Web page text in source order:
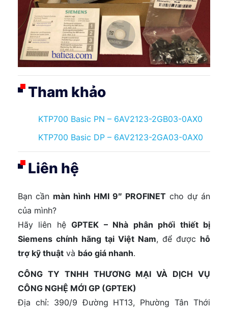
Tham khảo
KTP700 Basic PN – 6AV2123-2GB03-0AX0
KTP700 Basic DP – 6AV2123-2GA03-0AX0
Liên hệ
Bạn cần màn hình HMI 9″ PROFINET cho dự án
của mình?
Hãy liên hệGPTEK – Nhà phân phối thiết bị
Siemens chính hãng tại Việt Nam, để được hỗ
trợ kỹ thuật và báo giá nhanh.
CÔNG TY TNHH THƯƠNG MẠI VÀ DỊCH VỤ
CÔNG NGHỆ MỚI GP (GPTEK)
Địa chỉ: 390/9 Đường HT13, Phường Tân Thới